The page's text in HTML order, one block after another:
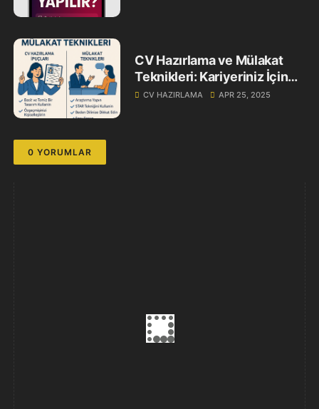
CV Hazırlama ve Mülakat
Teknikleri: Kariyeriniz İçin
Altın Kurallar
CV HAZIRLAMA APR 25, 2025
0 YORUMLAR